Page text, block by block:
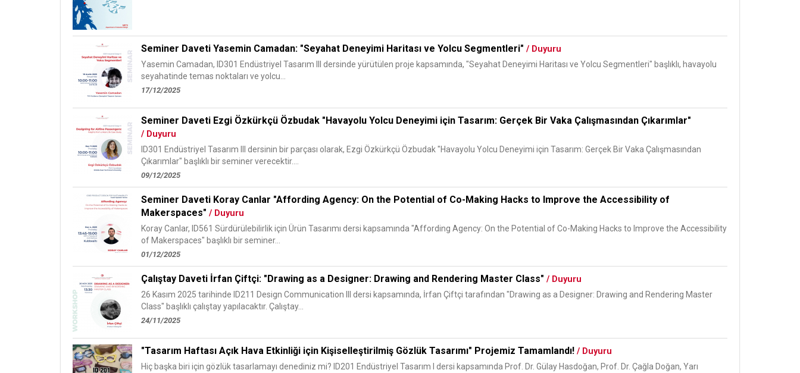
Seminer Daveti Yasemin Camadan: "Seyahat Deneyimi Haritası ve Yolcu Segmentleri" / Duyuru
Yasemin Camadan, ID301 Endüstriyel Tasarım III dersinde yürütülen proje kapsamında, "Seyahat Deneyimi Haritası ve Yolcu Segmentleri" başlıklı, havayolu
seyahatinde temas noktaları ve yolcu...
17/12/2025
Seminer Daveti Ezgi Özkürkçü Özbudak "Havayolu Yolcu Deneyimi için Tasarım: Gerçek Bir Vaka Çalışmasından Çıkarımlar"
/ Duyuru
ID301 Endüstriyel Tasarım III dersinin bir parçası olarak, Ezgi Özkürkçü Özbudak "Havayolu Yolcu Deneyimi için Tasarım: Gerçek Bir Vaka Çalışmasından
Çıkarımlar" başlıklı bir seminer verecektir....
09/12/2025
Seminer Daveti Koray Canlar "Affording Agency: On the Potential of Co-Making Hacks to Improve the Accessibility of
Makerspaces" / Duyuru
Koray Canlar, ID561 Sürdürülebilirlik için Ürün Tasarımı dersi kapsamında "Affording Agency: On the Potential of Co-Making Hacks to Improve the Accessibility
of Makerspaces" başlıklı bir seminer...
01/12/2025
Çalıştay Daveti İrfan Çiftçi: "Drawing as a Designer: Drawing and Rendering Master Class" / Duyuru
26 Kasım 2025 tarihinde ID211 Design Communication III dersi kapsamında, İrfan Çiftçi tarafından "Drawing as a Designer: Drawing and Rendering Master
Class" başlıklı çalıştay yapılacaktır. Çalıştay...
24/11/2025
"Tasarım Haftası Açık Hava Etkinliği için Kişiselleştirilmiş Gözlük Tasarımı" Projemiz Tamamlandı! / Duyuru
Hiç başka biri için gözlük tasarlamayı denediniz mi? ID201 Endüstriyel Tasarım I dersi kapsamında Prof. Dr. Gülay Hasdoğan, Prof. Dr. Çağla Doğan, Yarı